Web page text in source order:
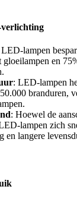
LED-lampen
en
: LED-lampen
branduren,
: Hoewel de
lampen zich
en langere